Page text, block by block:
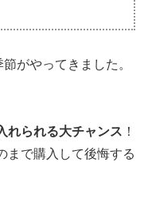
がやってきました。
れられる大チャンス ！
まで購入して後悔する